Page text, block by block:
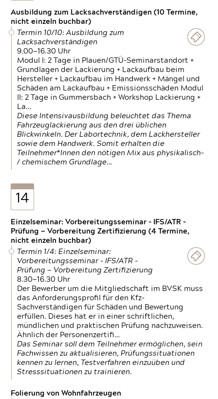
Ausbildung zum Lacksachverständigen (10 Termine,
nicht einzeln buchbar)
Termin 10/10: Ausbildung zum
Lacksachverständigen
9.00—16.30 Uhr
Modul I: 2 Tage in Plauen/GTÜ-Seminarstandort +
Grundlagen der Lackierung + Lackaufbau beim
Hersteller + Lackaufbau im Handwerk + Mängel und
Schäden am Lackaufbau + Emissionsschäden Modul
II: 2 Tage in Gummersbach + Workshop Lackierung +
La…
Diese Intensivausbildung beleuchtet das Thema
Fahrzeuglackierung aus den drei üblichen
Blickwinkeln. Der Labortechnik, dem Lackhersteller
sowie dem Handwerk. Somit erhalten die
Teilnehmer*Innen den nötigen Mix aus physikalisch-
/ chemischem Grundlage…
14
Einzelseminar: Vorbereitungsseminar - IFS/ATR -
Prüfung — Vorbereitung Zertifizierung (4 Termine,
nicht einzeln buchbar)
Termin 1/4: Einzelseminar:
Vorbereitungsseminar - IFS/ATR -
Prüfung — Vorbereitung Zertifizierung
8.30—16.30 Uhr
Der Bewerber um die Mitgliedschaft im BVSK muss
das Anforderungsprofil für den Kfz-
Sachverständigen für Schäden und Bewertung
erfüllen. Dieses hat er in einer schriftlichen,
mündlichen und praktischen Prüfung nachzuweisen.
Ähnlich der Personenzertifi…
Das Seminar soll dem Teilnehmer ermöglichen, sein
Fachwissen zu aktualisieren, Prüfungssituationen
kennen zu lernen, Testverfahren einzuüben und
Stresssituationen zu trainieren.
Folierung von Wohnfahrzeugen